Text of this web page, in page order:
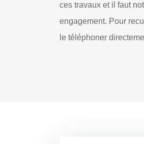
ces travaux et il faut
engagement. Pour
le téléphoner